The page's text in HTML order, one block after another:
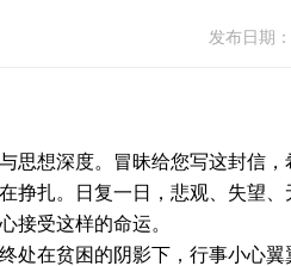
发布日期
思想深度。冒昧给您写这封信
挣扎。日复一日，悲观、失望
接受这样的命运。
处在贫困的阴影下，行事小心